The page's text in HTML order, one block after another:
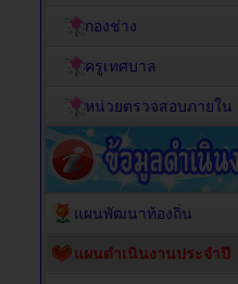
กองช่าง
ครูเทศบาล
หน่วยตรวจสอบภายใน
แผนพัฒนาท้องถิ่น
แผนดำเนินงานประจำปี